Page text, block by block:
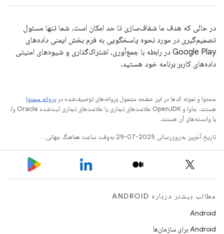
در حالی که هدف ما شفاف‌سازی تا حد امکان است، شما تنها مسئول
تصمیم‌گیری در مورد نحوه پاسخگویی به فرم بخش ایمنی داده‌های
Google Play در رابطه با جمع‌آوری، اشتراک‌گذاری و شیوه‌های امنیتی
داده‌های کاربر برنامه خود هستید.
محتوا و نمونه کدها در این صفحه مشمول پروانه‌های توصیف‌شده در پروانه محتوا
هستند. جاوا و OpenJDK علامت‌های تجاری یا علامت‌های تجاری ثبت‌شده Oracle و/
یا وابسته‌های آن هستند.
تاریخ آخرین به‌روزرسانی 2025-07-29 به‌وقت ساعت هماهنگ جهانی.
مطالب بیشتر درباره ANDROID
Android
Android برای سازمان‌ها